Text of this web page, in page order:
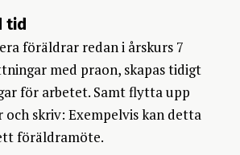
för arbetslivet
tid
föräldrar redan i årskurs 7
med praon, skapas tidigt
för arbetet. Samt flytta upp
och skriv: Exempelvis kan detta
föräldramöte.